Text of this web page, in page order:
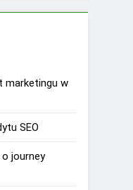
marketingu w
SEO
journey